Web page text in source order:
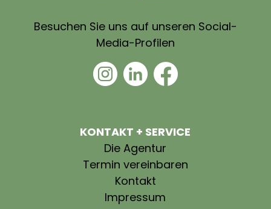
Besuchen Sie uns auf unseren Social-
Media-Profilen
KONTAKT + SERVICE
Die Agentur
Termin vereinbaren
Kontakt
Impressum